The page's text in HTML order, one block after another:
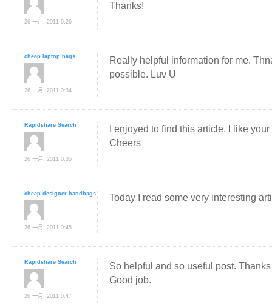
26 一月, 2011 0:26
Thanks!
cheap laptop bags
26 一月, 2011 0:34
Really helpful information for me.
possible. Luv U
Rapidshare Search
26 一月, 2011 0:35
I enjoyed to find this article. I like
Cheers
cheap designer handbags
26 一月, 2011 0:45
Today I read some very interesting
Rapidshare Search
26 一月, 2011 0:47
So helpful and so useful post.
Good job.